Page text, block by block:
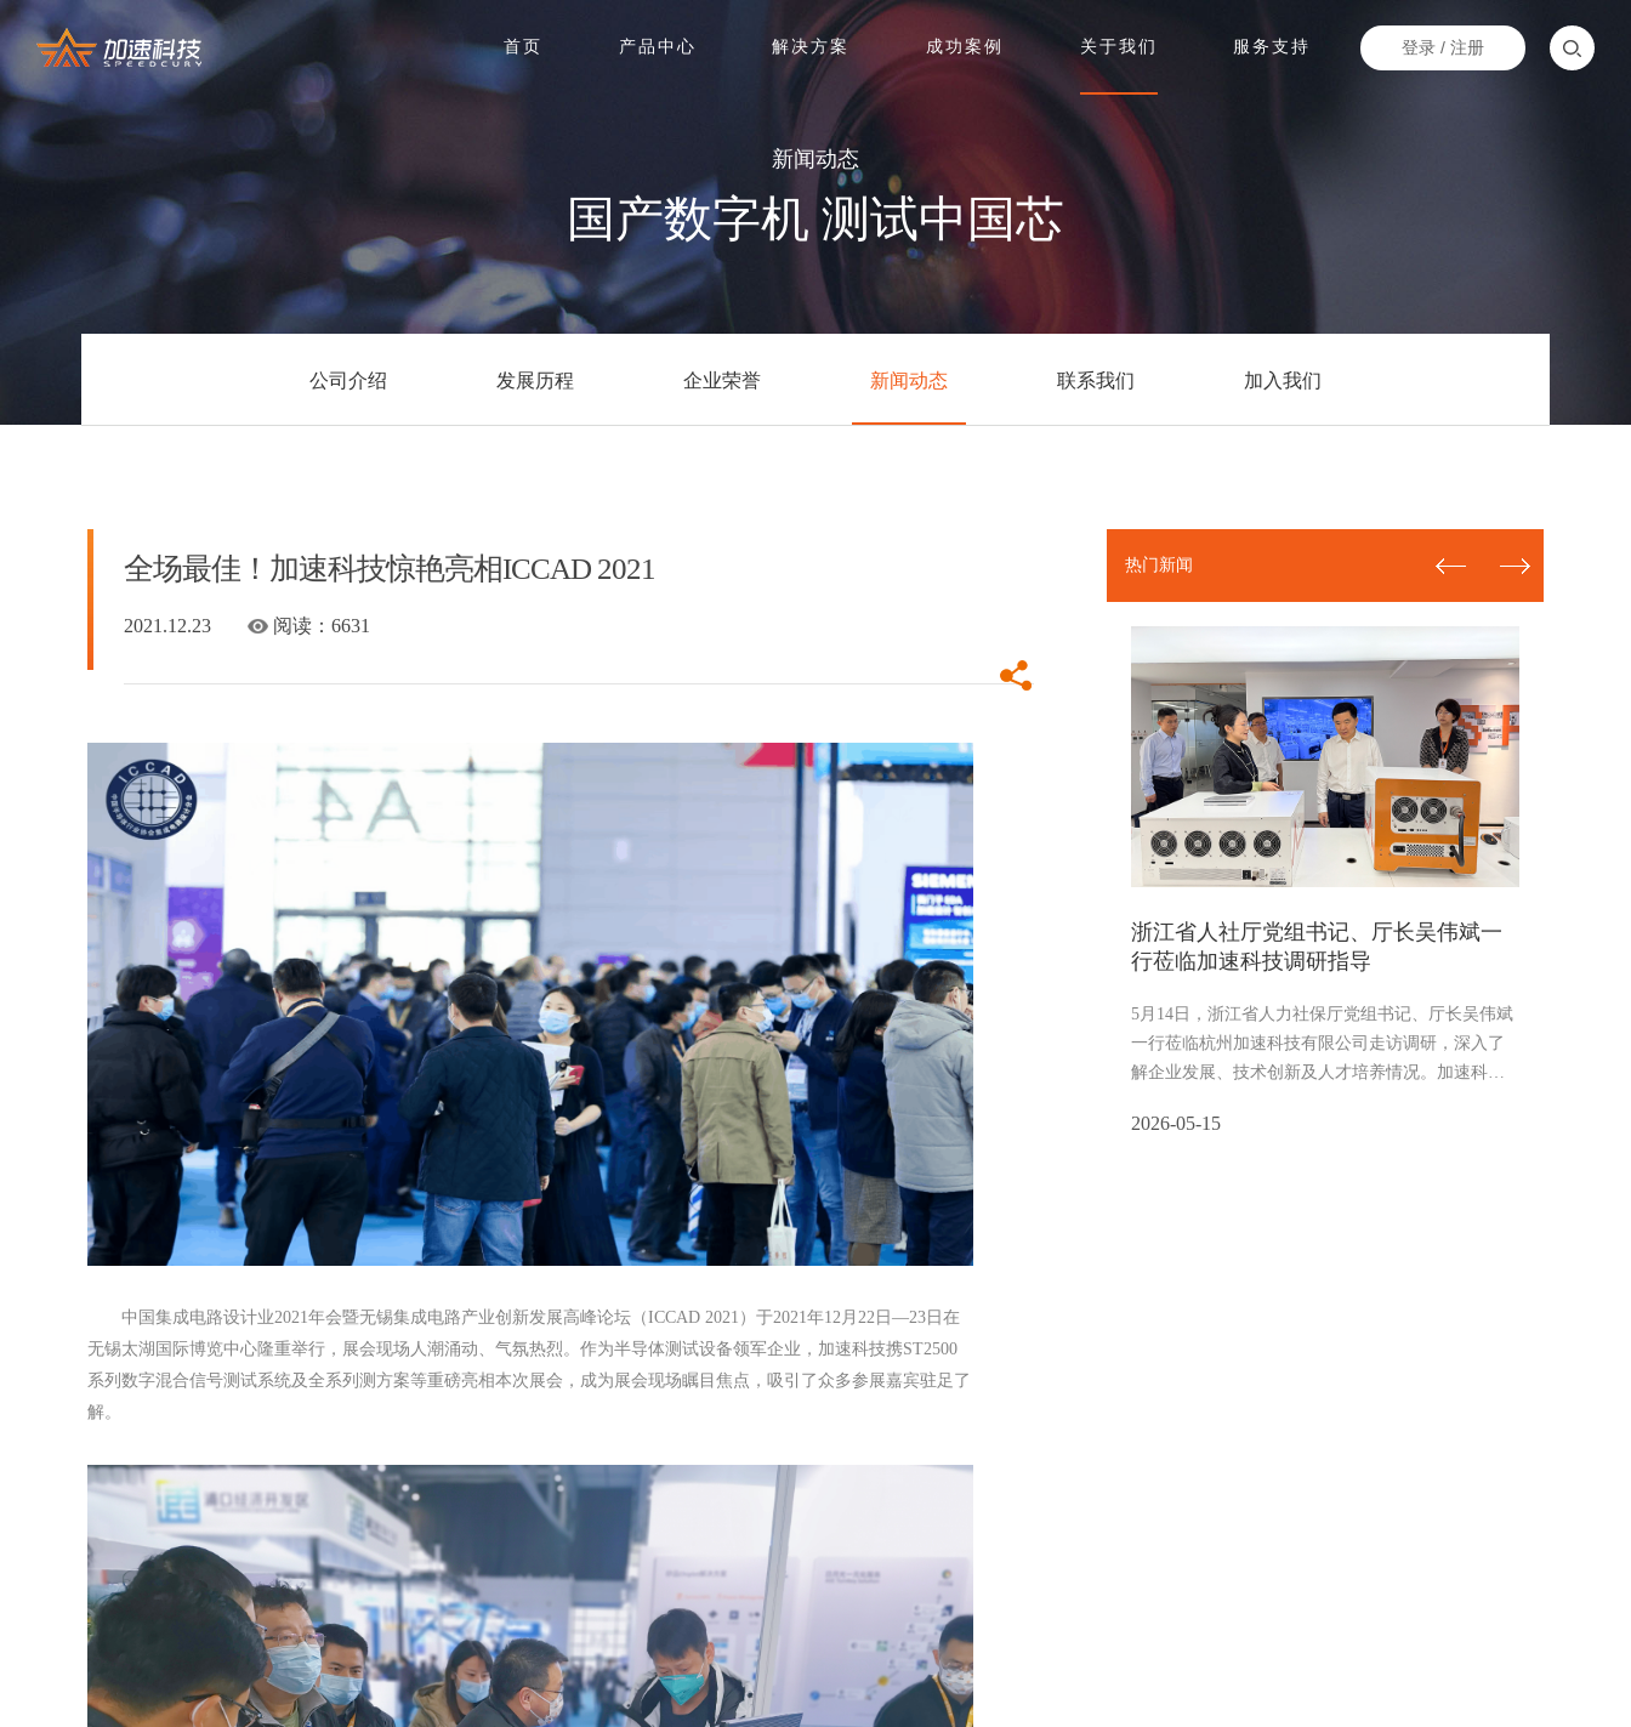
首页 产品中心 解决方案 成功案例 关于我们 服务支持 登录 / 注册
新闻动态
国产数字机 测试中国芯
公司介绍 发展历程 企业荣誉 新闻动态 联系我们 加入我们
全场最佳！加速科技惊艳亮相ICCAD 2021
2021.12.23 阅读： 6631
中国集成电路设计业2021年会暨无锡集成电路产业创新发展高峰论坛（ICCAD 2021）于2021年12月22日—23日在
无锡太湖国际博览中心隆重举行，展会现场人潮涌动、气氛热烈。作为半导体测试设备领军企业，加速科技携ST2500
系列数字混合信号测试系统及全系列测方案等重磅亮相本次展会，成为展会现场瞩目焦点，吸引了众多参展嘉宾驻足了
解。
热门新闻
年度股东大会顺
限公司2020年度股东大会
、上研科领、杭州智投
杭州加速科技推出LPDDR4/LPDDR4X协
同测试解决方案：重构高性价比内存测
试路径
2026-06-11
浙江省人社厅党组书记、厅长吴伟斌一
行莅临加速科技调研指导
5月14日，浙江省人力社保厅党组书记、厅长吴伟斌
一行莅临杭州加速科技有限公司走访调研，深入了
解企业发展、技术创新及人才培养情况。加速科技
董事长助理及教育线负责人热情接待。
2026-05-15
新春开门红！半导体测试设备供应商杭
州加速科技斩获近两千万订单
2026-02-26